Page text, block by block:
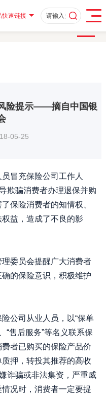
快速链接
的风险提示——摘自中国银保监会
险提示——摘自中国银
05-25
冒充保险公司工作人
欺骗消费者办理退保并购
保险消费者的知情权、
益，造成了不良的影
委员会提醒广大消费者
的保险意识，积极维护
险公司从业人员，以“保单
“售后服务”等名义联系保
者已购买的保险产品价
押，转投其推荐的高收
诈骗或非法集资，严重威
况时，消费者一定要提